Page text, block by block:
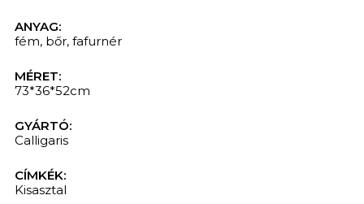
ANYAG:
fém, bőr, fafurnér
MÉRET:
73*36*52cm
GYÁRTÓ:
Calligaris
CÍMKÉK:
Kisasztal